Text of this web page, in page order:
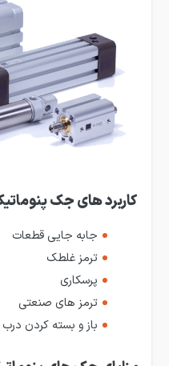
کاربرد های جک
جابه جایی قطعات
ترمز غلطک
پرسکاری
ترمز های صنعتی
باز و بسته کردن